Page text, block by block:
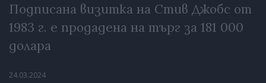
Подписана визитка на Стив Джобс от
1983 г. е продадена на търг за 181 000
долара
24.03.2024